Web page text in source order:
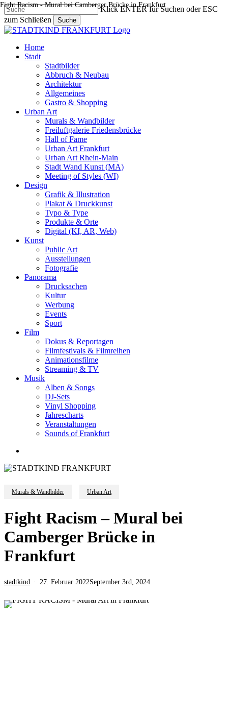
Skip
to
main
content
Klick ENTER für Suchen oder ESC
zum Schließen
Suche
Close
search
Menu
Home
Stadt
Stadtbilder
Abbruch & Neubau
Architektur
Allgemeines
Gastro & Shopping
Urban Art
Murals & Wandbilder
Freiluftgalerie Friedensbrücke
Hall of Fame
Urban Art Frankfurt
Urban Art Rhein-Main
Stadt Wand Kunst (MA)
Meeting of Styles (WI)
Design
Grafik & Illustration
Plakat & Druckkunst
Typo & Type
Produkte & Orte
Digital (KI, AR, Web)
Kunst
Public Art
Ausstellungen
Fotografie
Panorama
Drucksachen
Kultur
Werbung
Events
Sport
Film
Dokus & Reportagen
Filmfestivals & Filmreihen
Animationsfilme
Streaming & TV
Musik
Alben & Songs
DJ-Sets
Vinyl Shopping
Jahrescharts
Veranstaltungen
Sounds of Frankfurt
Murals & Wandbilder Urban Art
Fight Racism – Mural bei
Camberger Brücke in
Frankfurt
stadtkind 27. Februar 2022September 3rd, 2024
Fight Racism - Mural bei Camberger Brücke in Frankfurt